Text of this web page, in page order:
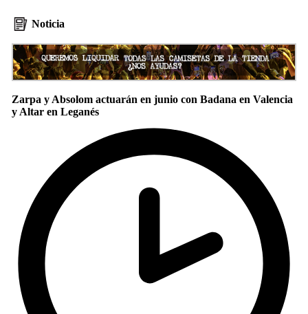
Noticia
Zarpa y Absolom actuarán en junio con Badana en Valencia
y Altar en Leganés